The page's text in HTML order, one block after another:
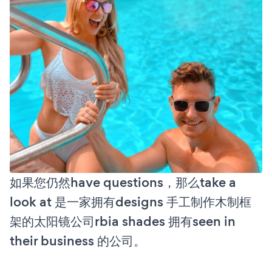
如果您仍然have questions，那么take a
look at 是一家拥有designs 手工制作木制框
架的太阳镜公司rbia shades 拥有seen in
their business 的公司。